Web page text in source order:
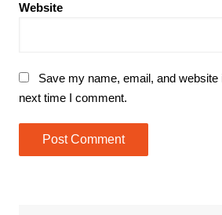
Website
Save my name, email, and
next time I comment.